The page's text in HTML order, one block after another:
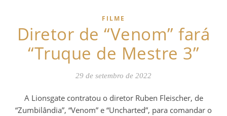
FILME
Diretor de “Venom” fará
“Truque de Mestre 3”
29 de setembro de 2022
A Lionsgate contratou o diretor Ruben Fleischer, de
“Zumbilândia”, “Venom” e “Uncharted”, para comandar o